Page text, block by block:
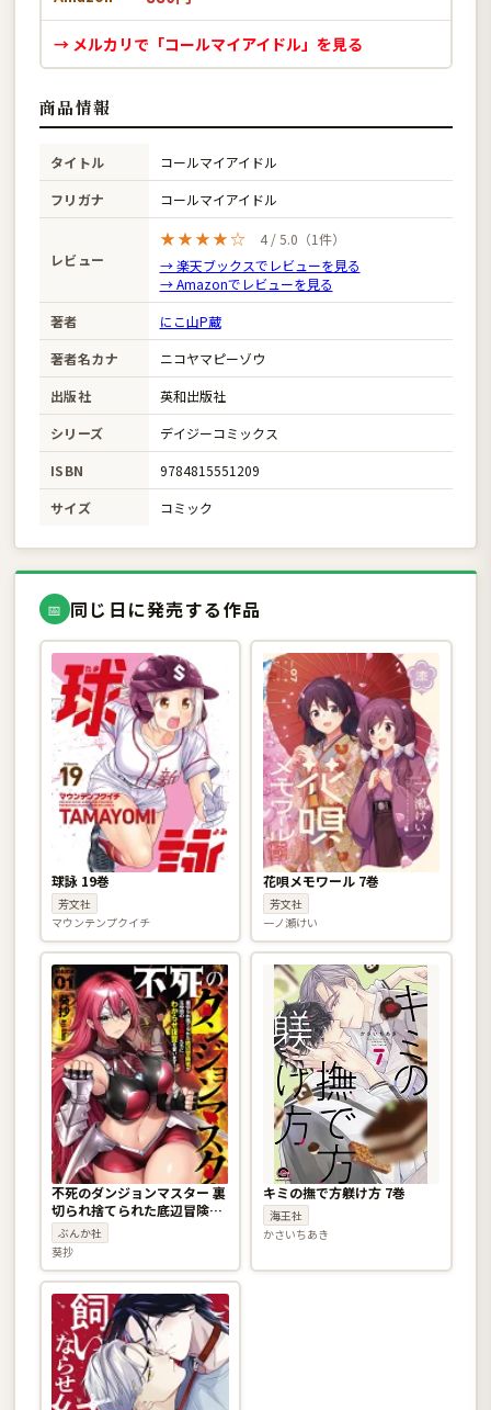
→ メルカリで「コールマイアイドル」を見る
商品情報
タイトル
コールマイアイドル
フリガナ
コールマイアイドル
レビュー
★★★★☆
4 / 5.0（1件）
→ 楽天ブックスでレビューを見る
→ Amazonでレビューを見る
著者
にこ山P蔵
著者名カナ
ニコヤマピーゾウ
出版社
英和出版社
シリーズ
デイジーコミックス
ISBN
9784815551209
サイズ
コミック
📅 同じ日に発売する作品
球詠 19巻
芳文社
マウンテンプクイチ
花唄メモワール 7巻
芳文社
一ノ瀬けい
不死のダンジョンマスター 裏
切られ捨てられた底辺冒険者
が元仲間の女冒険者たちにわ
からせ復讐を誓います！ 1巻
ぶんか社
葵抄
キミの撫で方躾け方 7巻
海王社
かさいちあき